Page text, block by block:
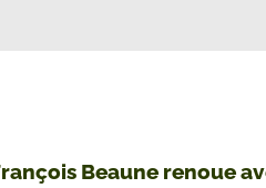
Beaune renoue